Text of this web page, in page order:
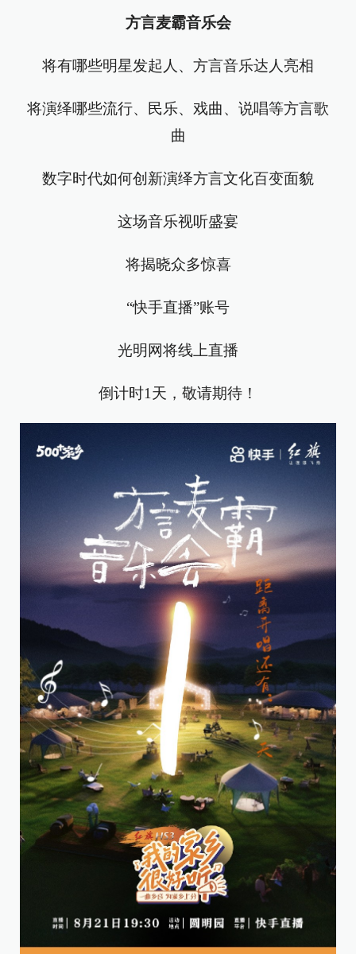
方言麦霸音乐会
将有哪些明星发起人、方言音乐达人亮相
将演绎哪些流行、民乐、戏曲、说唱等方言歌
曲
数字时代如何创新演绎方言文化百变面貌
这场音乐视听盛宴
将揭晓众多惊喜
“快手直播”账号
光明网将线上直播
倒计时1天， 敬请期待！